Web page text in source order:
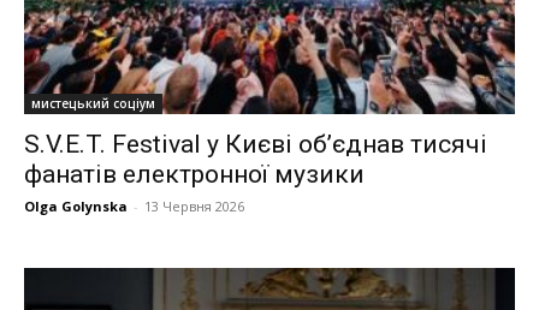
мистецький соціум
S.V.E.T. Festival у Києві об’єднав тисячі
фанатів електронної музики
Olga Golynska - 13 Червня 2026